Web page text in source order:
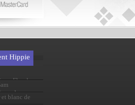
Hippie
Floral
des
blanc de